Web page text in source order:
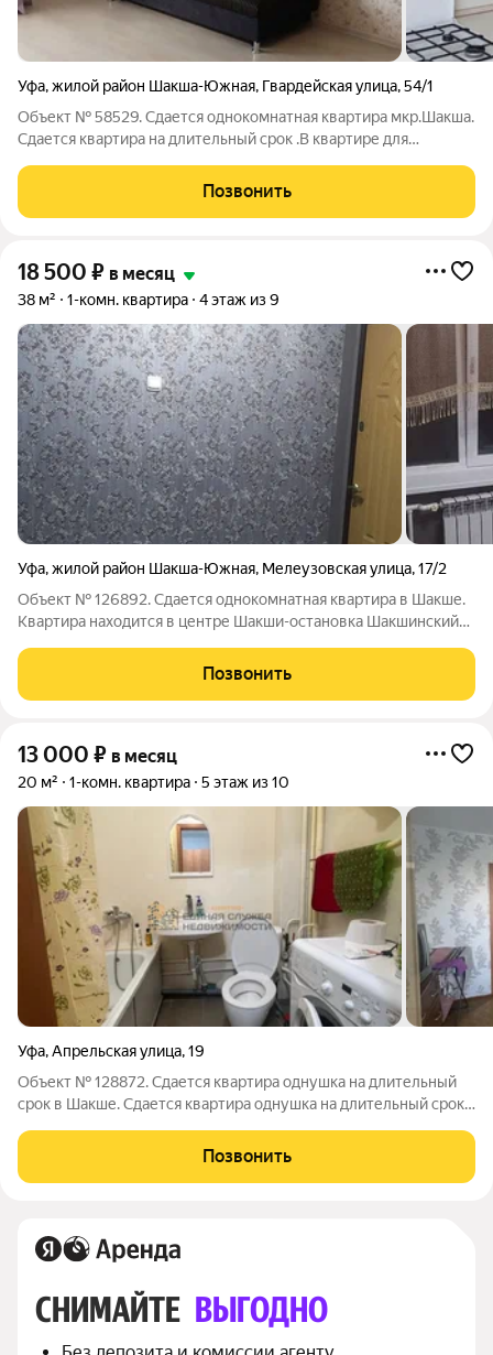
Уфа,жилой район Шакша-Южная, Гвардейская улица,54/1
Объект № 58529. Сдается однокомнатная квартира мкр.Шакша.
Сдается квартира на длительный срок .В квартире для
Позвонить
18 500 ₽ в месяц
38 м² 1-комн. квартира 4 этаж из 9
Уфа,жилой район Шакша-Южная, Мелеузовская улица,17/2
Объект № 126892. Сдается однокомнатная квартира в Шакше.
Квартира находится в центре Шакши-остановка Шакшинский
машинка установлены. Все рядом -детская поликлиника,
взрослая поликлиника, школы,
Позвонить
13 000 ₽ в месяц
20 м² 1-комн. квартира 5 этаж из 10
Уфа,Апрельская улица,19
Объект № 128872. Сдается квартира однушка на длительный
срок в Шакше. Сдается квартира однушка на длительный срок с
Позвонить
СНИМАЙТЕ ВЫГОДНО